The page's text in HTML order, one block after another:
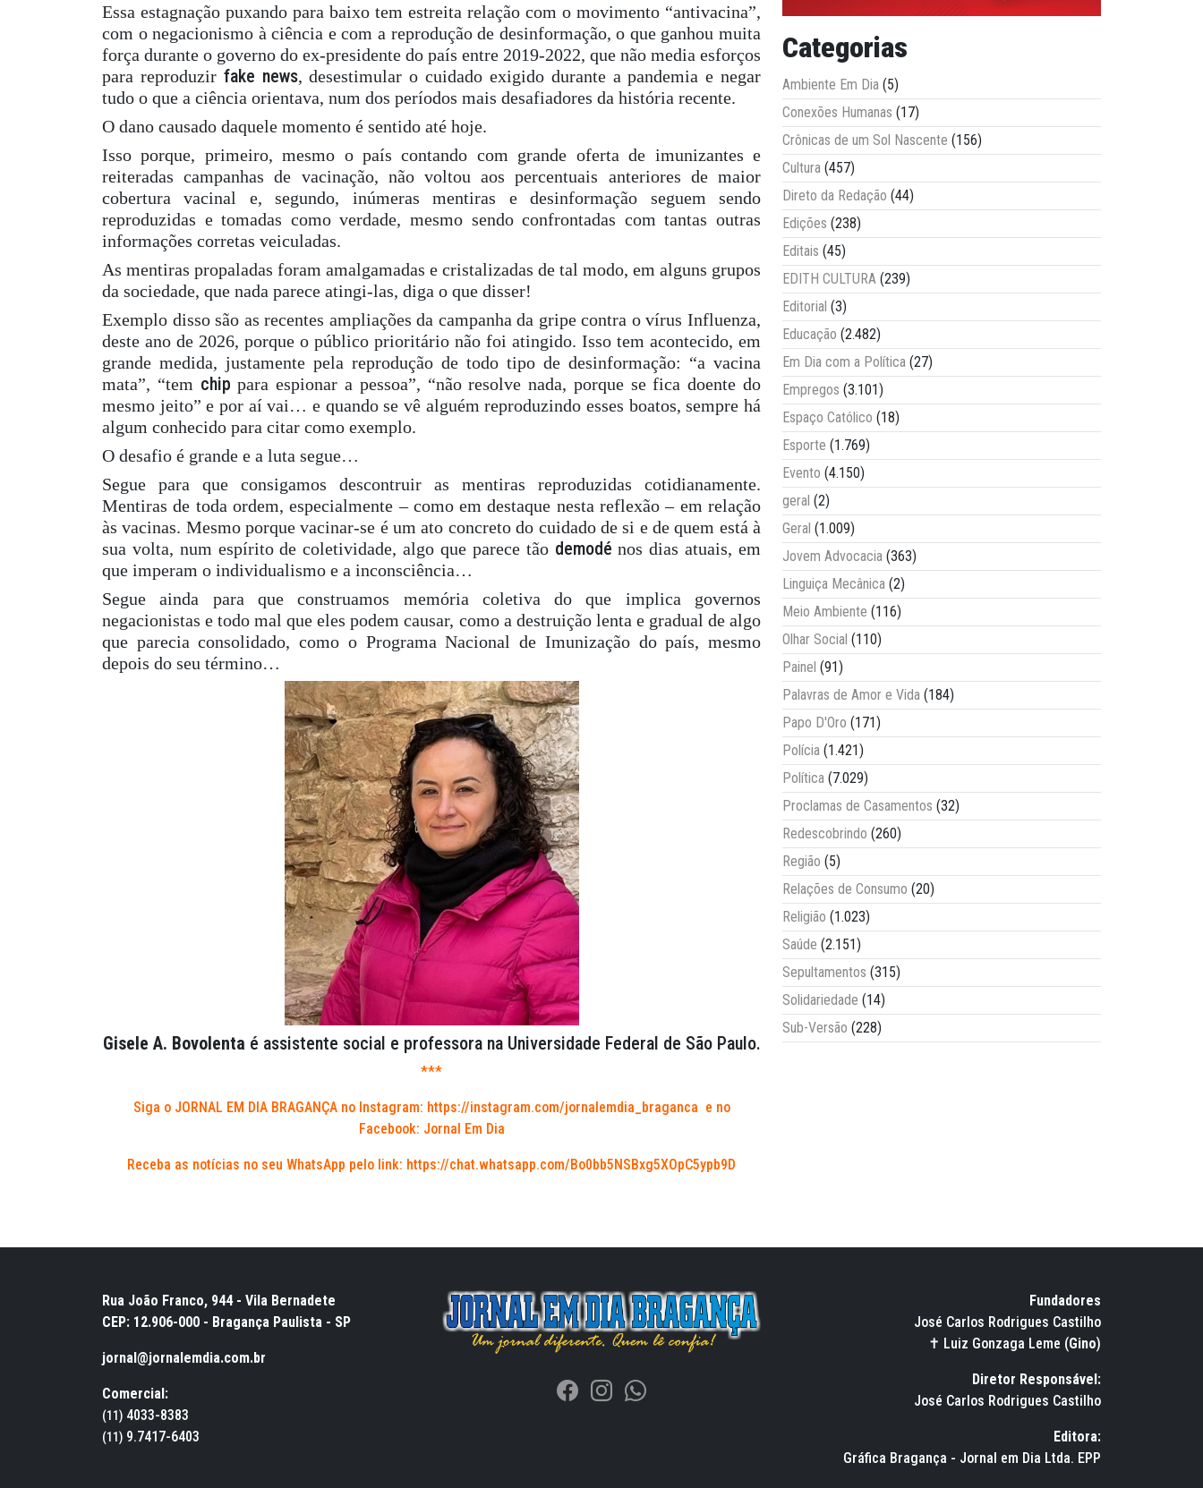
Essa estagnação puxando para baixo tem estreita relação com o movimento “antivacina”,
com o negacionismo à ciência e com a reprodução de desinformação, o que ganhou muita
força durante o governo do ex-presidente do país entre 2019-2022, que não media esforços
para reproduzir fake news, desestimular o cuidado exigido durante a pandemia e negar
tudo o que a ciência orientava, num dos períodos mais desafiadores da história recente.
O dano causado daquele momento é sentido até hoje.
Isso porque, primeiro, mesmo o país contando com grande oferta de imunizantes e
reiteradas campanhas de vacinação, não voltou aos percentuais anteriores de maior
cobertura vacinal e, segundo, inúmeras mentiras e desinformação seguem sendo
reproduzidas e tomadas como verdade, mesmo sendo confrontadas com tantas outras
informações corretas veiculadas.
As mentiras propaladas foram amalgamadas e cristalizadas de tal modo, em alguns grupos
da sociedade, que nada parece atingi-las, diga o que disser!
Exemplo disso são as recentes ampliações da campanha da gripe contra o vírus Influenza,
deste ano de 2026, porque o público prioritário não foi atingido. Isso tem acontecido, em
grande medida, justamente pela reprodução de todo tipo de desinformação: “a vacina
mata”, “tem chip para espionar a pessoa”, “não resolve nada, porque se fica doente do
mesmo jeito” e por aí vai… e quando se vê alguém reproduzindo esses boatos, sempre há
algum conhecido para citar como exemplo.
O desafio é grande e a luta segue…
Segue para que consigamos descontruir as mentiras reproduzidas cotidianamente.
Mentiras de toda ordem, especialmente – como em destaque nesta reflexão – em relação
às vacinas. Mesmo porque vacinar-se é um ato concreto do cuidado de si e de quem está à
sua volta, num espírito de coletividade, algo que parece tão demodé nos dias atuais, em
que imperam o individualismo e a inconsciência…
Segue ainda para que construamos memória coletiva do que implica governos
negacionistas e todo mal que eles podem causar, como a destruição lenta e gradual de algo
que parecia consolidado, como o Programa Nacional de Imunização do país, mesmo
depois do seu término…
Gisele A. Bovolenta é assistente social e professora na Universidade Federal de São Paulo.
***
Siga o JORNAL EM DIA BRAGANÇA no Instagram: https://instagram.com/jornalemdia_braganca e no
Facebook: Jornal Em Dia
Receba as notícias no seu WhatsApp pelo link: https://chat.whatsapp.com/Bo0bb5NSBxg5XOpC5ypb9D
Categorias
Ambiente Em Dia (5)
Conexões Humanas (17)
Crônicas de um Sol Nascente (156)
Cultura (457)
Direto da Redação (44)
Edições (238)
Editais (45)
EDITH CULTURA (239)
Editorial (3)
Educação (2.482)
Em Dia com a Política (27)
Empregos (3.101)
Espaço Católico (18)
Esporte (1.769)
Evento (4.150)
geral (2)
Geral (1.009)
Jovem Advocacia (363)
Linguiça Mecânica (2)
Meio Ambiente (116)
Olhar Social (110)
Painel (91)
Palavras de Amor e Vida (184)
Papo D'Oro (171)
Polícia (1.421)
Política (7.029)
Proclamas de Casamentos (32)
Redescobrindo (260)
Região (5)
Relações de Consumo (20)
Religião (1.023)
Saúde (2.151)
Sepultamentos (315)
Solidariedade (14)
Sub-Versão (228)
Rua João Franco, 944 - Vila Bernadete
CEP: 12.906-000 - Bragança Paulista - SP
jornal@jornalemdia.com.br
Comercial:
(11) 4033-8383
(11) 9.7417-6403
Fundadores
José Carlos Rodrigues Castilho
✝ Luiz Gonzaga Leme (Gino)
Diretor Responsável:
José Carlos Rodrigues Castilho
Editora:
Gráfica Bragança - Jornal em Dia Ltda. EPP